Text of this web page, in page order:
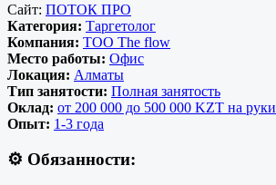
Сайт: ПОТОК ПРО
Категория: Таргетолог
Компания: ТОО The flow
Место работы: Офис
Локация: Алматы
Тип занятости: Полная занятость
Оклад: от 200 000 до 500 000 KZT на руки
Опыт: 1-3 года
⚙️ Обязанности: